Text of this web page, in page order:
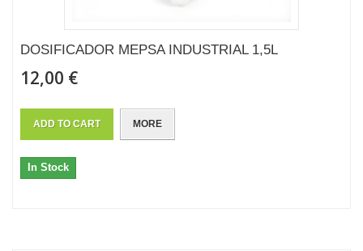
DOSIFICADOR MEPSA INDUSTRIAL 1,5L
12,00 €
ADD TO CART MORE
In Stock